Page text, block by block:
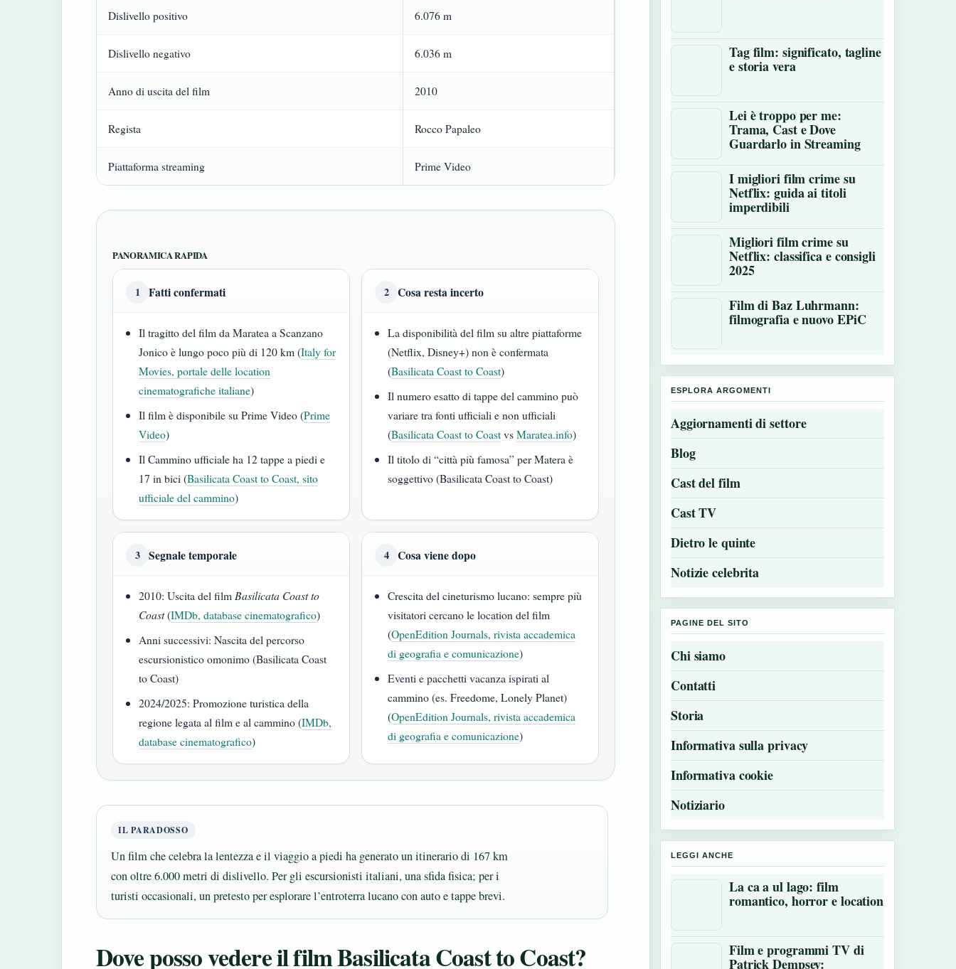
Dislivello positivo 6.076 m
Dislivello negativo 6.036 m
Anno di uscita del film 2010
Regista Rocco Papaleo
Piattaforma streaming Prime Video
PANORAMICA RAPIDA
1 Fatti confermati
Il tragitto del film da Maratea a Scanzano
Jonico è lungo poco più di 120 km (Italy for
Movies, portale delle location
cinematografiche italiane)
Il film è disponibile su Prime Video (Prime
Video)
Il Cammino ufficiale ha 12 tappe a piedi e
17 in bici (Basilicata Coast to Coast, sito
ufficiale del cammino)
2 Cosa resta incerto
La disponibilità del film su altre piattaforme
(Netflix, Disney+) non è confermata
(Basilicata Coast to Coast)
Il numero esatto di tappe del cammino può
variare tra fonti ufficiali e non ufficiali
(Basilicata Coast to CoastvsMaratea.info)
Il titolo di “città più famosa” per Matera è
soggettivo (Basilicata Coast to Coast)
3 Segnale temporale
2010: Uscita del film Basilicata Coast to
Coast(IMDb, database cinematografico)
Anni successivi: Nascita del percorso
escursionistico omonimo (Basilicata Coast
to Coast)
2024/2025: Promozione turistica della
regione legata al film e al cammino (IMDb,
database cinematografico)
4 Cosa viene dopo
Crescita del cineturismo lucano: sempre più
visitatori cercano le location del film
(OpenEdition Journals, rivista accademica
di geografia e comunicazione)
Eventi e pacchetti vacanza ispirati al
cammino (es. Freedome, Lonely Planet)
(OpenEdition Journals, rivista accademica
di geografia e comunicazione)
IL PARADOSSO
Un film che celebra la lentezza e il viaggio a piedi ha generato un itinerario di 167 km
con oltre 6.000 metri di dislivello. Per gli escursionisti italiani, una sfida fisica; per i
turisti occasionali, un pretesto per esplorare l’entroterra lucano con auto e tappe brevi.
Dove posso vedere il film Basilicata Coast to Coast?
Tag film: significato, tagline
e storia vera
Lei è troppo per me:
Trama, Cast e Dove
Guardarlo in Streaming
I migliori film crime su
Netflix: guida ai titoli
imperdibili
Migliori film crime su
Netflix: classifica e consigli
2025
Film di Baz Luhrmann:
filmografia e nuovo EPiC
ESPLORA ARGOMENTI
Aggiornamenti di settore
Blog
Cast del film
Cast TV
Dietro le quinte
Notizie celebrita
PAGINE DEL SITO
Chi siamo
Contatti
Storia
Informativa sulla privacy
Informativa cookie
Notiziario
LEGGI ANCHE
La ca a ul lago: film
romantico, horror e location
Film e programmi TV di
Patrick Dempsey: